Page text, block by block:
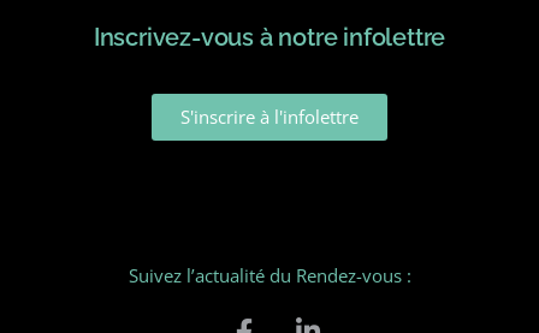
Inscrivez-vous à notre infolettre
S'inscrire à l'infolettre
Suivez l’actualité du Rendez-vous :